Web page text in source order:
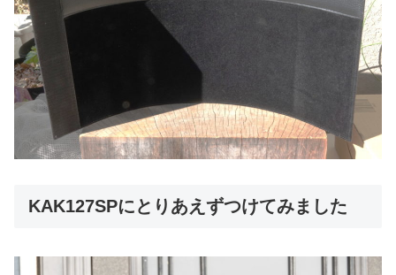
KAK127SPにとりあえずつけてみました